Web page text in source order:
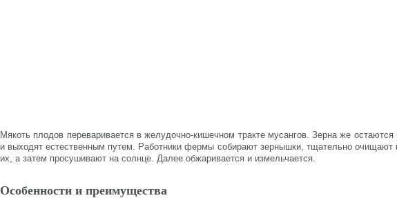
Мякоть плодов переваривается в желудочно-кишечном тракте мусангов. Зерна же остаются
и выходят естественным путем. Работники фермы собирают зернышки, тщательно
их, а затем просушивают на солнце. Далее обжаривается и измельчается.
Особенности и преимущества